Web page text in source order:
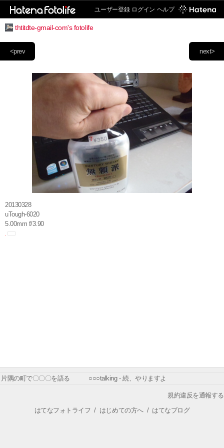
ユーザー登録 ログイン ヘルプ
thtitdte-gmail-com's fotolife
next>
<prev
20130328
uTough-6020
5.00mm f/3.90
片隅の町で〇〇〇を語る ○○○talking - 続、やりますよ
規約違反を通報する
はてなフォトライフ / はじめての方へ/ はてなブログ